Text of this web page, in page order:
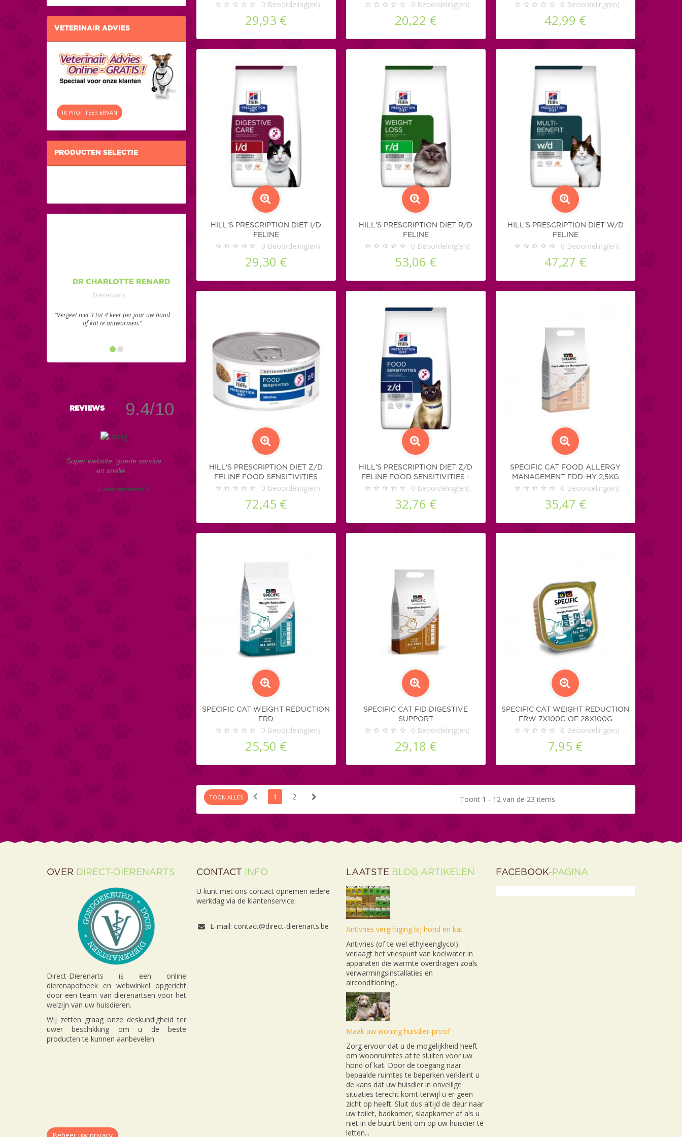
VETERINAIR ADVIES
IK PROFITEER ERVAN
PRODUCTEN SELECTIE
DR CHARLOTTE RENARD
Dierenarts
“Vergeet niet 3 tot 4 keer per jaar uw hond
of kat te ontwormen.”
REVIEWS 9.4/10
Super website, goede service
en snelle...
Lees reviews >
0 Beoordeling(en)
29,93 €
0 Beoordeling(en)
20,22 €
0 Beoordeling(en)
42,99 €
HILL'S PRESCRIPTION DIET I/D
FELINE
0 Beoordeling(en)
29,30 €
HILL'S PRESCRIPTION DIET R/D
FELINE
0 Beoordeling(en)
53,06 €
HILL'S PRESCRIPTION DIET W/D
FELINE
0 Beoordeling(en)
47,27 €
HILL'S PRESCRIPTION DIET Z/D
FELINE FOOD SENSITIVITIES
(BLIKVOER)
0 Beoordeling(en)
72,45 €
HILL'S PRESCRIPTION DIET Z/D
FELINE FOOD SENSITIVITIES -
BROKKEN
0 Beoordeling(en)
32,76 €
SPECIFIC CAT FOOD ALLERGY
MANAGEMENT FDD-HY 2,5KG
0 Beoordeling(en)
35,47 €
SPECIFIC CAT WEIGHT REDUCTION
FRD
0 Beoordeling(en)
25,50 €
SPECIFIC CAT FID DIGESTIVE
SUPPORT
0 Beoordeling(en)
29,18 €
SPECIFIC CAT WEIGHT REDUCTION
FRW 7X100G OF 28X100G
0 Beoordeling(en)
7,95 €
TOON ALLES 1 2 Toont 1 - 12 van de 23 items
OVER DIRECT-DIERENARTS
Direct-Dierenarts is een online
dierenapotheek en webwinkel opgericht
door een team van dierenartsen voor het
welzijn van uw huisdieren.
Wij zetten graag onze deskundigheid ter
uwer beschikking om u de beste
producten te kunnen aanbevelen.
CONTACT INFO
U kunt met ons contact opnemen iedere
werkdag via de klantenservice:
E-mail: contact@direct-dierenarts.be
LAATSTE BLOG ARTIKELEN
Antivries vergiftiging bij hond en kat
Antivries (of te wel ethyleenglycol)
verlaagt het vriespunt van koelwater in
apparaten die warmte overdragen zoals
verwarmingsinstallaties en
airconditioning...
Maak uw woning huisdier-proof
Zorg ervoor dat u de mogelijkheid heeft
om woonruimtes af te sluiten voor uw
hond of kat. Door de toegang naar
bepaalde ruimtes te beperken verkleint u
de kans dat uw huisdier in onveilige
situaties terecht komt terwijl u er geen
zicht op heeft. Sluit dus altijd de deur naar
uw toilet, badkamer, slaapkamer af als u
niet in de buurt bent om op uw huisdier te
letten...
FACEBOOK-PAGINA